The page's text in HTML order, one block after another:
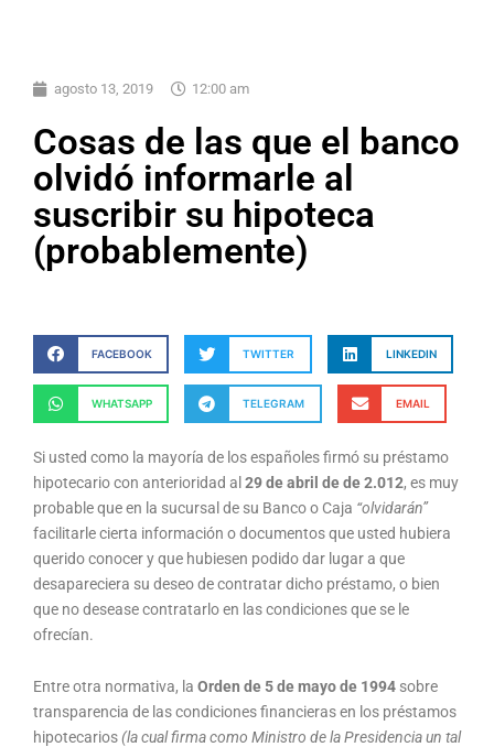
agosto 13, 2019 12:00 am
Cosas de las que el banco
olvidó informarle al
suscribir su hipoteca
(probablemente)
FACEBOOK TWITTER LINKEDIN
WHATSAPP TELEGRAM EMAIL
Si usted como la mayoría de los españoles firmó su préstamo
hipotecario con anterioridad al 29 de abril de de 2.012, es muy
probable que en la sucursal de su Banco o Caja “olvidarán”
facilitarle cierta información o documentos que usted hubiera
querido conocer y que hubiesen podido dar lugar a que
desapareciera su deseo de contratar dicho préstamo, o bien
que no desease contratarlo en las condiciones que se le
ofrecían.
Entre otra normativa, la Orden de 5 de mayo de 1994 sobre
transparencia de las condiciones financieras en los préstamos
hipotecarios(la cual firma como Ministro de la Presidencia un tal